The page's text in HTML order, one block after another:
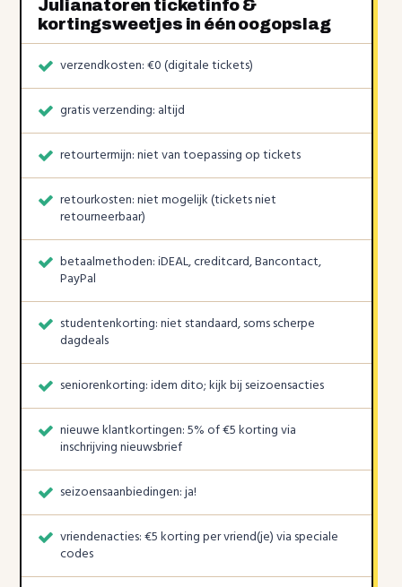
Julianatoren ticketinfo &
kortingsweetjes in één oogopslag
verzendkosten: €0 (digitale tickets)
gratis verzending: altijd
retourtermijn: niet van toepassing op tickets
retourkosten: niet mogelijk (tickets niet
retourneerbaar)
betaalmethoden: iDEAL, creditcard, Bancontact,
PayPal
studentenkorting: niet standaard, soms scherpe
dagdeals
seniorenkorting: idem dito; kijk bij seizoensacties
nieuwe klantkortingen: 5% of €5 korting via
inschrijving nieuwsbrief
seizoensaanbiedingen: ja!
vriendenacties: €5 korting per vriend(je) via speciale
codes